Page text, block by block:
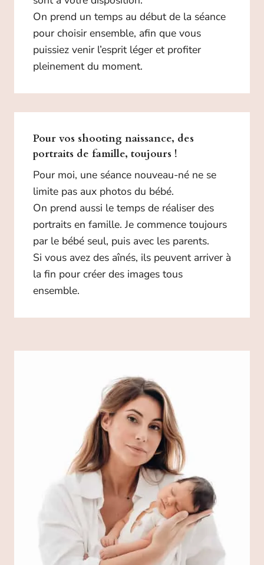
On prend un temps au début de la séance
pour choisir ensemble, afin que vous
puissiez venir l’esprit léger et profiter
pleinement du moment.
Pour vos shooting naissance, des
portraits de famille, toujours !
Pour moi, une séance nouveau-né ne se
limite pas aux photos du bébé.
On prend aussi le temps de réaliser des
portraits en famille. Je commence toujours
par le bébé seul, puis avec les parents.
Si vous avez des aînés, ils peuvent arriver à
la fin pour créer des images tous
ensemble.